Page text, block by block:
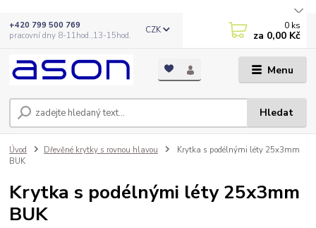
Menu
CZK
Hledat
+420 799 500 769
pracovní dny 8-11hod.,13-15hod.
0 ks
za 0,00 Kč
Úvod Dřevěné krytky s rovnou hlavou
Krytka s podélnými léty 25x3mm
BUK
Krytka s podélnými léty 25x3mm
BUK